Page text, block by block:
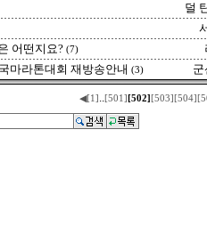
덜
어떤지요? (7)
마라톤대회 재방송안내 (3)
◀[1] ..[501] [502] [503] [504]